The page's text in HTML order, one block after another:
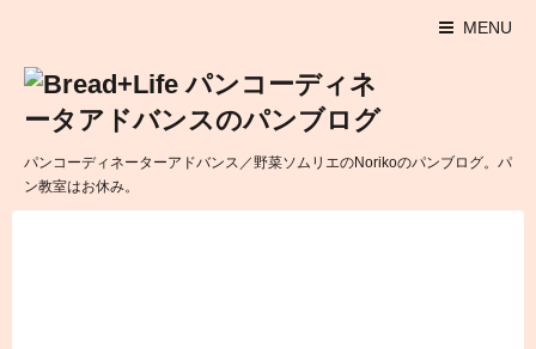
MENU
パンコーディネーターアドバンス／野菜ソムリエのNorikoのパンブログ。パ
ン教室はお休み。